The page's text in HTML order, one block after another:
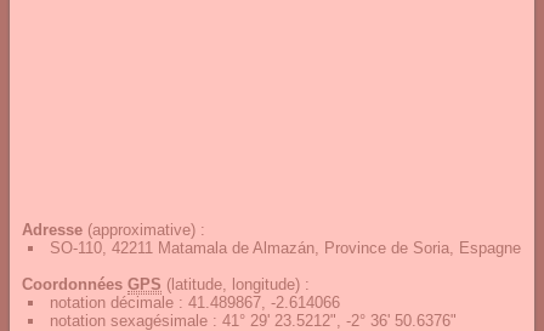
Adresse (approximative) :
SO-110, 42211 Matamala de Almazán, Province de Soria, Espagne
Coordonnées GPS (latitude, longitude) :
notation décimale : 41.489867, -2.614066
notation sexagésimale : 41° 29' 23.5212", -2° 36' 50.6376"